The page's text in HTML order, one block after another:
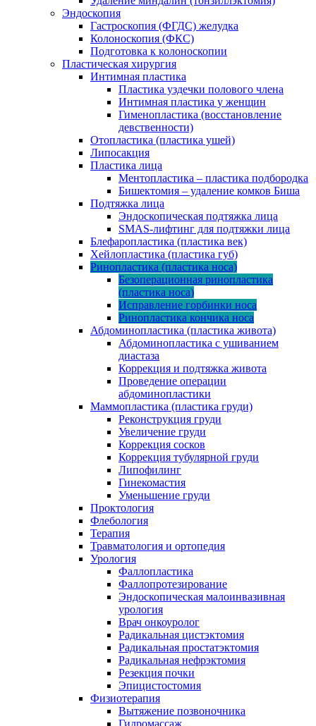
Эндоскопия
Гастроскопия (ФГДС) желудка
Колоноскопия (ФКС)
Подготовка к колоноскопии
Пластическая хирургия
Интимная пластика
Пластика уздечки полового члена
Интимная пластика у женщин
Гименопластика (восстановление
девственности)
Отопластика (пластика ушей)
Липосакция
Пластика лица
Ментопластика – пластика подбородка
Бишектомия – удаление комков Биша
Подтяжка лица
Эндоскопическая подтяжка лица
SMAS-лифтинг для подтяжки лица
Блефаропластика (пластика век)
Хейлопластика (пластика губ)
Ринопластика (пластика носа)
Безоперационная ринопластика
(пластика носа)
Исправление горбинки носа
Ринопластика кончика носа
Абдоминопластика (пластика живота)
Абдоминопластика с ушиванием
диастаза
Коррекция и подтяжка живота
Проведение операции
абдоминопластики
Маммопластика (пластика груди)
Реконструкция груди
Увеличение груди
Коррекция сосков
Коррекция тубулярной груди
Липофилинг
Гинекомастия
Уменьшение груди
Проктология
Флебология
Терапия
Травматология и ортопедия
Урология
Фаллопластика
Фаллопротезирование
Эндоскопическая малоинвазивная
урология
Врач онкоуролог
Радикальная цистэктомия
Радикальная простатэктомия
Радикальная нефрэктомия
Резекция почки
Эпицистостомия
Физиотерапия
Вытяжение позвоночника
Гидромассаж